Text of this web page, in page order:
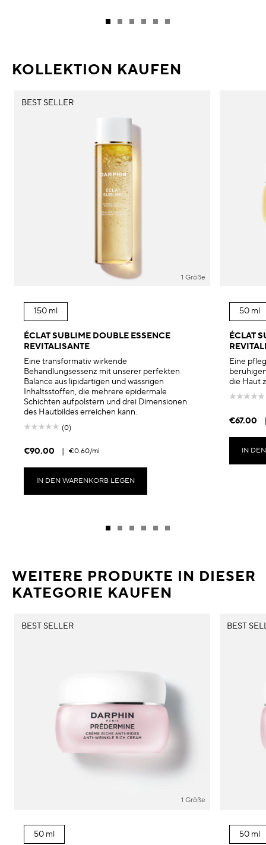
KOLLEKTION KAUFEN
BEST SELLER
1 Größe
150 ml
ÉCLAT SUBLIME DOUBLE ESSENCE
REVITALISANTE
Eine transformativ wirkende
Behandlungsessenz mit unserer perfekten
Balance aus lipidartigen und wässrigen
Inhaltsstoffen, die mehrere epidermale
Schichten aufpolstern und drei Dimensionen
des Hautbildes erreichen kann.
(0)
€90.00 | €0.60/ml
IN DEN WARENKORB LEGEN
50 ml
ÉCLAT
Eine
die Haut
€67.00 |
IN
WEITERE PRODUKTE IN DIESER
KATEGORIE KAUFEN
BEST SELLER
1 Größe
50 ml
BEST
50 ml